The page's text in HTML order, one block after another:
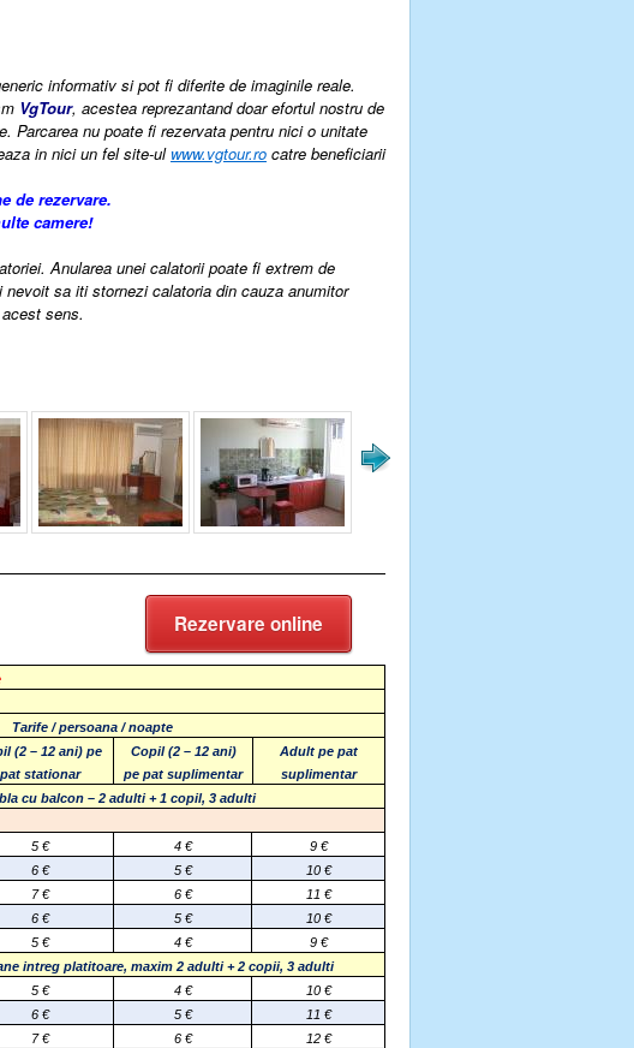
informativ si pot fi diferite de imaginile reale.
VgTour, acestea reprezantand doar efortul nostru de
Parcarea nu poate fi rezervata pentru nici o unitate
in nici un fel site-ul www.vgtour.ro catre beneficiarii
de rezervare.
camere!
Anularea unei calatorii poate fi extrem de
sa iti stornezi calatoria din cauza anumitor
sens.
Rezervare online
Tarife / persoana / noapte
(2 – 12 ani) pe
pat stationar
Copil (2 – 12 ani)
pe pat suplimentar
Adult pe pat
suplimentar
cu balcon – 2 adulti + 1 copil, 3 adulti
5 € 4 €
9 €
6 € 5 € 10 €
7 € 6 €
11 €
6 € 5 € 10 €
5 € 4 €
9 €
intreg platitoare, maxim 2 adulti + 2 copii, 3 adulti
5 € 4 €
10 €
6 € 5 € 11 €
7 € 6 €
12 €